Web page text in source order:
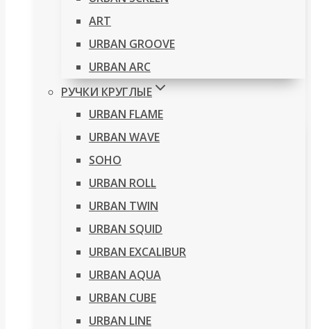
ART
URBAN GROOVE
URBAN ARC
РУЧКИ КРУГЛЫЕ
URBAN FLAME
URBAN WAVE
SOHO
URBAN ROLL
URBAN TWIN
URBAN SQUID
URBAN EXCALIBUR
URBAN AQUA
URBAN CUBE
URBAN LINE